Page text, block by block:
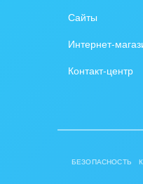
Сайты
Интернет-
Контакт-центр
БЕЗОПАСНОСТЬ